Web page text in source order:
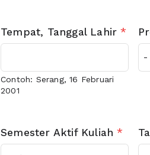
Tempat, Tanggal Lahir*
Contoh: Serang, 16 Februari
2001
Semester Aktif Kuliah*